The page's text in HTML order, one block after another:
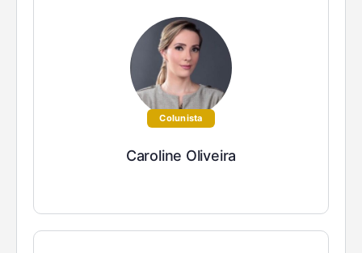
Colunista
Caroline Oliveira